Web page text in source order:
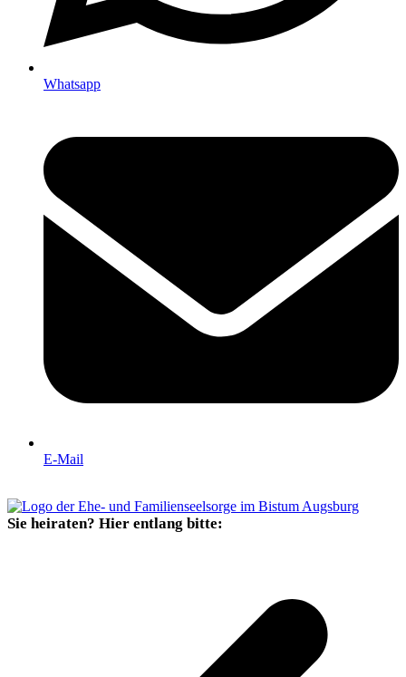
Whatsapp
E-Mail
Sie heiraten? Hier entlang bitte: